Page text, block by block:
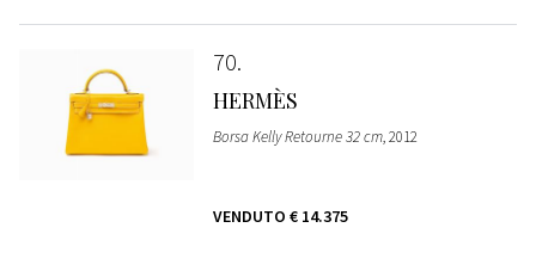
70
HERMÈS
Borsa Kelly Retourne 32 cm, 2012
VENDUTO € 14.375